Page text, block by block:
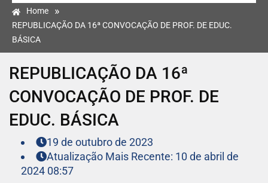
Home »
REPUBLICAÇÃO DA 16ª CONVOCAÇÃO DE PROF. DE EDUC.
BÁSICA
REPUBLICAÇÃO DA 16ª
CONVOCAÇÃO DE PROF. DE
EDUC. BÁSICA
19 de outubro de 2023
Atualização Mais Recente: 10 de abril de
2024 08:57